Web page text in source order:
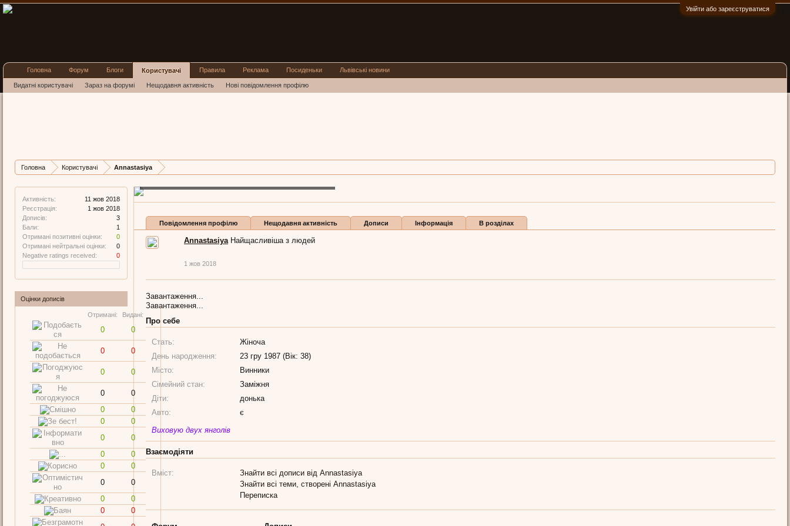
Увійти або зареєструватися
Головна Користувачі Annastasiya
Активність:
11 жов 2018
Реєстрація:
1 жов 2018
Дописів:
3
Бали:
1
Отримані позитивні оцінки:
0
Отримані нейтральні оцінки:
0
Negative ratings received:
0
Оцінки дописів
Отримані: Видані:
0 0
0 0
0 0
0
0
0
0
0
0
0
0
0
0
0
0
0
0
0
0
0
0
Остання активність Annastasiya:11 жов 2018
Повідомлення профілю Нещодавня активність Дописи Інформація В розділах
Annastasiya Найщасливіша з людей
1 жов 2018
Завантаження...
Завантаження...
Про себе
Стать:
Жіноча
День народження:
23 гру 1987 (Вік: 38)
Місто:
Винники
Сімейний стан:
Заміжня
Діти:
донька
Авто:
є
Виховую двух янголів
Взаємодіяти
Вміст:
Знайти всі дописи від Annastasiya
Знайти всі теми, створені Annastasiya
Переписка
Головна Форум Блоги Користувачі
Видатні користувачі Зараз на форумі Нещодавня активність Нові повідомлення профілю
Правила Реклама Посиденьки Львівські новини